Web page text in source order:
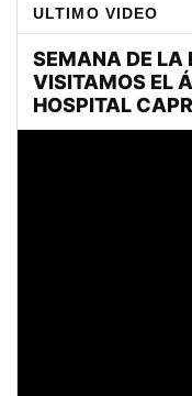
ULTIMO VIDEO